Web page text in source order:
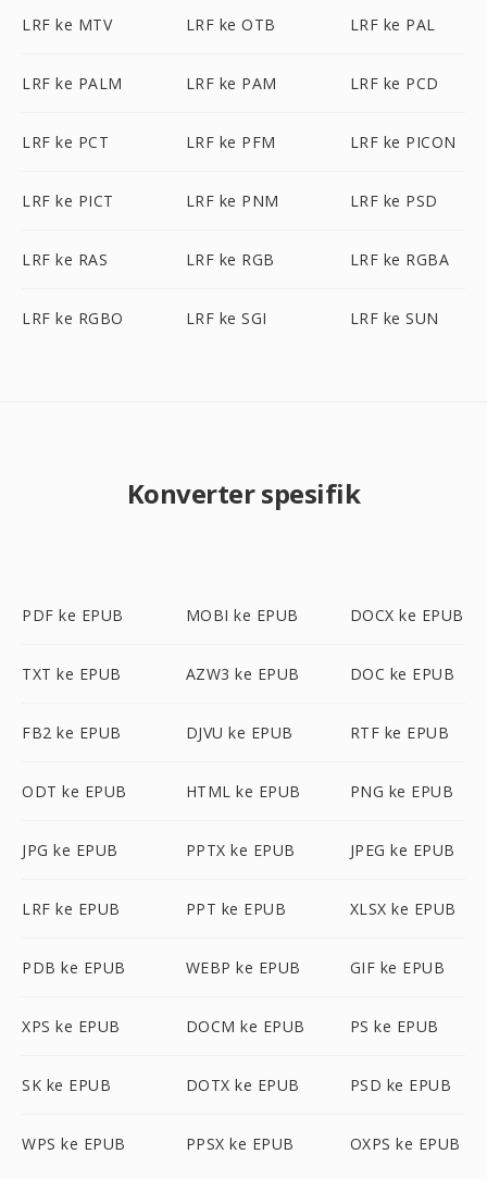
LRF ke MTV LRF ke OTB LRF ke PAL
LRF ke PALM LRF ke PAM LRF ke PCD
LRF ke PCT LRF ke PFM LRF ke PICON
LRF ke PICT LRF ke PNM LRF ke PSD
LRF ke RAS LRF ke RGB LRF ke RGBA
LRF ke RGBO LRF ke SGI LRF ke SUN
Konverter spesifik
PDF ke EPUB MOBI ke EPUB DOCX ke EPUB
TXT ke EPUB AZW3 ke EPUB DOC ke EPUB
FB2 ke EPUB DJVU ke EPUB RTF ke EPUB
ODT ke EPUB HTML ke EPUB PNG ke EPUB
JPG ke EPUB PPTX ke EPUB JPEG ke EPUB
LRF ke EPUB PPT ke EPUB XLSX ke EPUB
PDB ke EPUB WEBP ke EPUB GIF ke EPUB
XPS ke EPUB DOCM ke EPUB PS ke EPUB
SK ke EPUB DOTX ke EPUB PSD ke EPUB
WPS ke EPUB PPSX ke EPUB OXPS ke EPUB